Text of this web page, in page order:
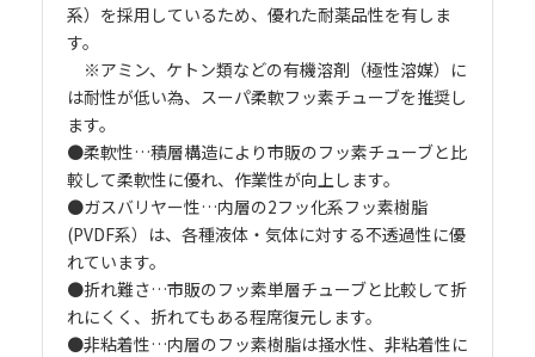
系）を採用しているため、優れた耐薬品性を有しま
す。
※アミン、ケトン類などの有機溶剤（極性溶媒）に
は耐性が低い為、スーパ柔軟フッ素チューブを推奨し
ます。
●柔軟性…積層構造により市販のフッ素チューブと比
較して柔軟性に優れ、作業性が向上します。
●ガスバリヤー性…内層の2フッ化系フッ素樹脂
(PVDF系）は、各種液体・気体に対する不透過性に優
れています。
●折れ難さ…市販のフッ素単層チューブと比較して折
れにくく、折れてもある程席復元します。
●非粘着性…内層のフッ素樹脂は掻水性、非粘着性に